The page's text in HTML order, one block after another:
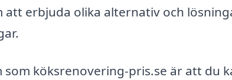
erbjuda olika alternativ och
köksrenovering-pris.se är att du